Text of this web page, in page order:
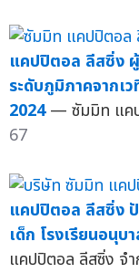
แคปปิตอล ลีสซิ่ง ผู้
ระดับภูมิภาคจากเ
2024 — ซัมมิท แค
67
แคปปิตอล ลีสซิ่ง
เด็ก โรงเรียนอนุบ
แคปปิตอล ลีสซิ่ง จ